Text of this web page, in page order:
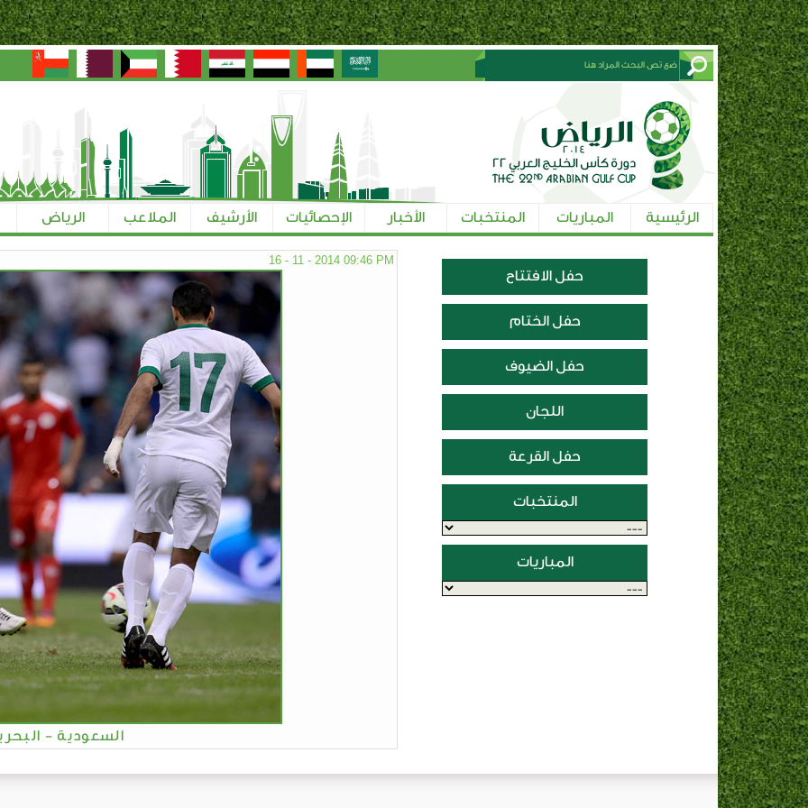
الرئيسية المباريات المنتخبات الأخبار الإحصائيات الأرشيف الملاعب الرياض
حفل الافتتاح
حفل الختام
حفل الضيوف
اللجان
حفل القرعة
المنتخبات
المباريات
16 - 11 - 2014 09:46 PM
السعودية -